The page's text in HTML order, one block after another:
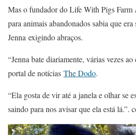
Mas o fundador do Life With Pigs Farm
para animais abandonados sabia que era
Jenna exigindo abraços.
“Jenna bate diariamente, várias vezes
portal de notícias The Dodo.
“Ela gosta de vir até a janela e olhar se
saindo para nos avisar que ela está lá.”.